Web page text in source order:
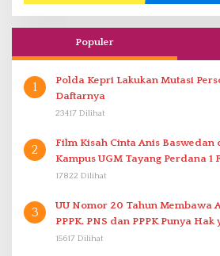
Populer
1
Polda Kepri Lakukan Mutasi
Daftarnya
23417 Dilihat
2
Film Kisah Cinta Anis
Kampus UGM Tayang Perdana 1
17822 Dilihat
3
UU Nomor 20 Tahun Membawa
PPPK. PNS dan PPPK Punya Hak
15617 Dilihat